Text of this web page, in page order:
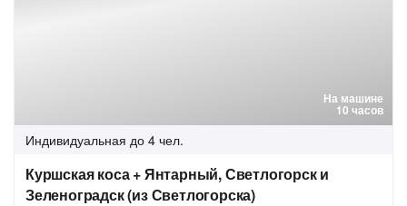
На машине
10 часов
Индивидуальная до 4 чел.
Куршская коса + Янтарный, Светлогорск и
Зеленоградск (из Светлогорска)